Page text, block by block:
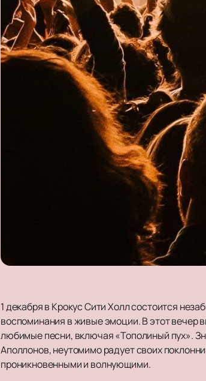
1 декабря в Крокус Сити Холл состоится
воспоминания в живые эмоции. В этот вечер
любимые песни, включая «Тополиный пух».
Аполлонов, неутомимо радует своих
проникновенными и волнующими.